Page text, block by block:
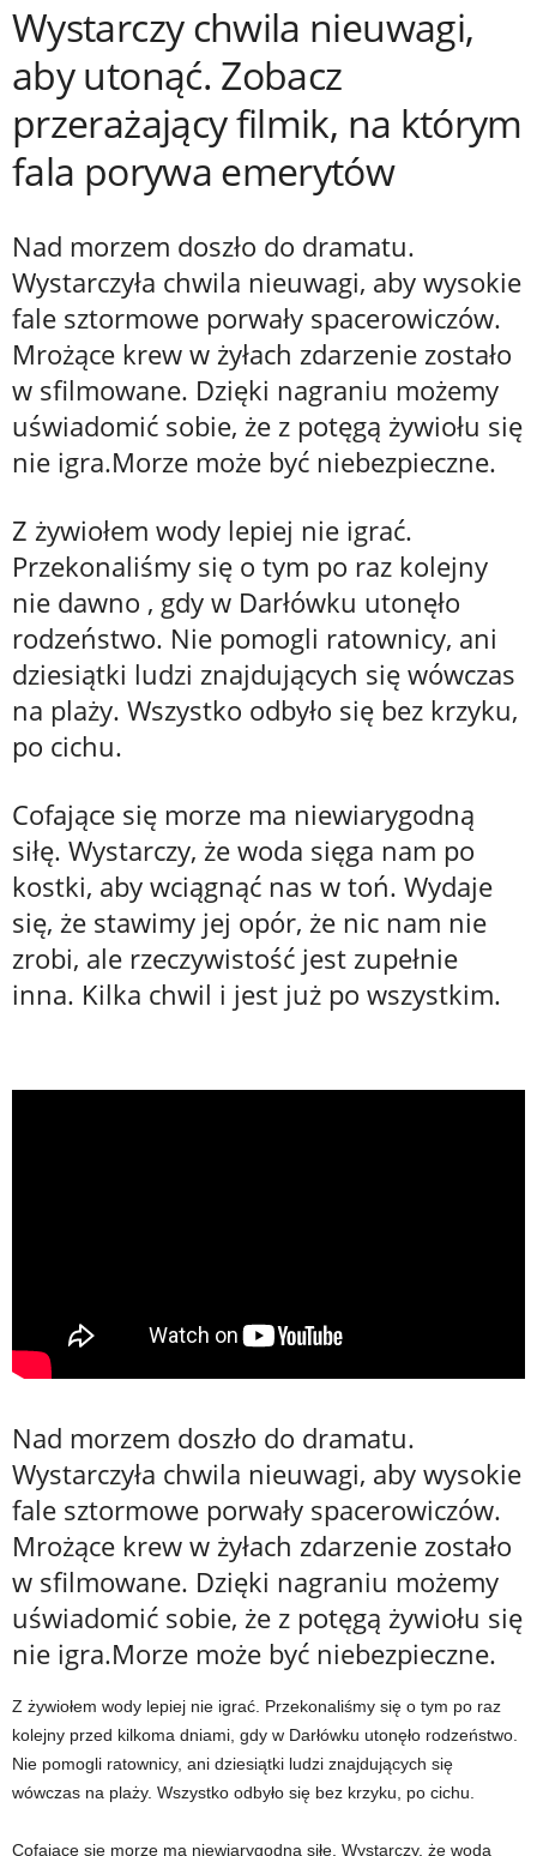
Wystarczy chwila nieuwagi,
aby utonąć. Zobacz
przerażający filmik, na którym
fala porywa emerytów
Nad morzem doszło do dramatu.
Wystarczyła chwila nieuwagi, aby wysokie
fale sztormowe porwały spacerowiczów.
Mrożące krew w żyłach zdarzenie zostało
w sfilmowane. Dzięki nagraniu możemy
uświadomić sobie, że z potęgą żywiołu się
nie igra.Morze może być niebezpieczne.
Z żywiołem wody lepiej nie igrać.
Przekonaliśmy się o tym po raz kolejny
nie dawno , gdy w Darłówku utonęło
rodzeństwo. Nie pomogli ratownicy, ani
dziesiątki ludzi znajdujących się wówczas
na plaży. Wszystko odbyło się bez krzyku,
po cichu.
Cofające się morze ma niewiarygodną
siłę. Wystarczy, że woda sięga nam po
kostki, aby wciągnąć nas w toń. Wydaje
się, że stawimy jej opór, że nic nam nie
zrobi, ale rzeczywistość jest zupełnie
inna. Kilka chwil i jest już po wszystkim.
Nad morzem doszło do dramatu.
Wystarczyła chwila nieuwagi, aby wysokie
fale sztormowe porwały spacerowiczów.
Mrożące krew w żyłach zdarzenie zostało
w sfilmowane. Dzięki nagraniu możemy
uświadomić sobie, że z potęgą żywiołu się
nie igra.Morze może być niebezpieczne.
Z żywiołem wody lepiej nie igrać. Przekonaliśmy się o tym po raz
kolejny przed kilkoma dniami, gdy w Darłówku utonęło rodzeństwo.
Nie pomogli ratownicy, ani dziesiątki ludzi znajdujących się
wówczas na plaży. Wszystko odbyło się bez krzyku, po cichu.
Cofające się morze ma niewiarygodną siłę. Wystarczy, że woda